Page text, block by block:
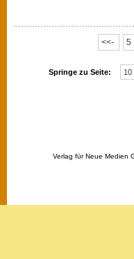
<<- 5
Springe zu Seite: 10
Verlag für Neue